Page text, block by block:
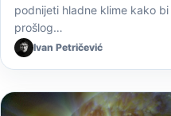
podnijeti hladne klime kako
prošlog…
Ivan Petričević